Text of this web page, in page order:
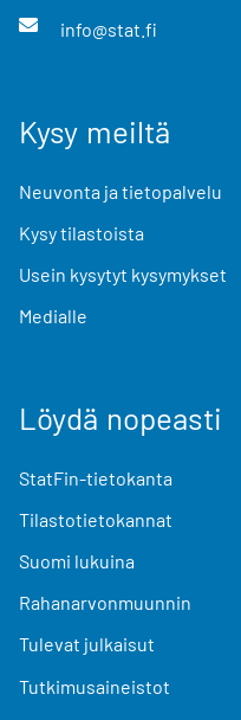
info@stat.fi
Kysy meiltä
Neuvonta ja tietopalvelu
Kysy tilastoista
Usein kysytyt kysymykset
Medialle
Löydä nopeasti
StatFin-tietokanta
Tilastotietokannat
Suomi lukuina
Rahanarvonmuunnin
Tulevat julkaisut
Tutkimusaineistot